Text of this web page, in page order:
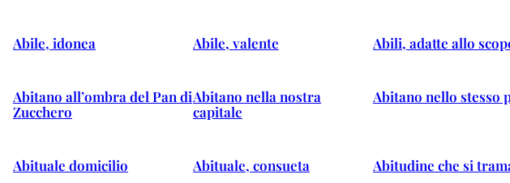
Abile, idonea Abile, valente Abili, adatte allo
Abitano all’ombra del Pan di
Zucchero
Abitano nella nostra
capitale
Abitano nello stesso
Abituale domicilio Abituale, consueta Abitudine che si